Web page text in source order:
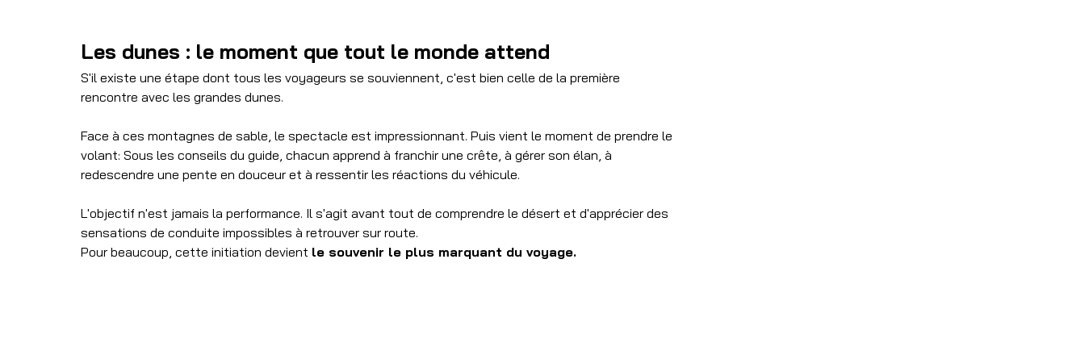
Les dunes : le moment que tout le monde attend
S'il existe une étape dont tous les voyageurs se souviennent, c'est bien celle de la première
rencontre avec les grandes dunes.
Face à ces montagnes de sable, le spectacle est impressionnant. Puis vient le moment de prendre le
volant: Sous les conseils du guide, chacun apprend à franchir une crête, à gérer son élan, à
redescendre une pente en douceur et à ressentir les réactions du véhicule.
L'objectif n'est jamais la performance. Il s'agit avant tout de comprendre le désert et d'apprécier des
sensations de conduite impossibles à retrouver sur route.
Pour beaucoup, cette initiation devient le souvenir le plus marquant du voyage.